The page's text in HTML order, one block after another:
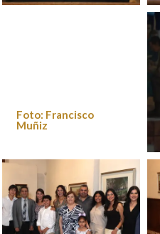
Foto: Francisco
Muñiz